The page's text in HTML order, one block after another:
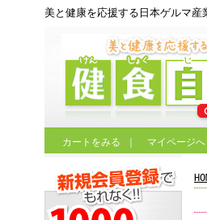
美と健康を応援する日本ゲルマ産
カートをみる マイページ